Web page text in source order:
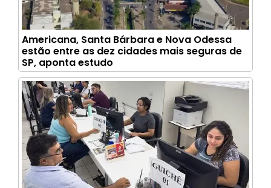
Americana, Santa Bárbara e Nova Odessa
estão entre as dez cidades mais seguras de
SP, aponta estudo